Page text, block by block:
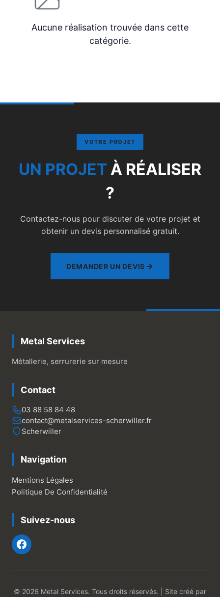
Aucune réalisation trouvée dans cette
catégorie.
VOTRE PROJET
UN PROJET À RÉALISER
?
Contactez-nous pour discuter de votre projet et
obtenir un devis personnalisé gratuit.
DEMANDER UN DEVIS
Metal Services
Métallerie, serrurerie sur mesure
Contact
03 88 58 84 48
contact@metalservices-scherwiller.fr
Scherwiller
Navigation
Mentions Légales
Politique De Confidentialité
Suivez-nous
© 2026 Metal Services. Tous droits réservés. | Site créé par